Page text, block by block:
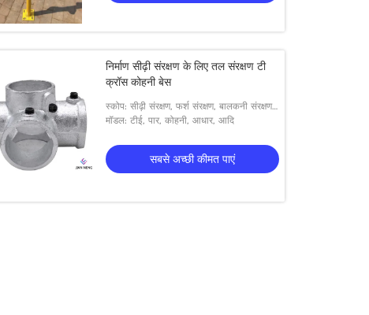
निर्माण सीढ़ी संरक्षण के लिए तल संरक्षण टी
क्रॉस कोहनी बेस
स्कोप: सीढ़ी संरक्षण, फर्श संरक्षण, बालकनी संरक्षण,
छेद संरक्षण, आदि
मॉडल: टीई, पार, कोहनी, आधार, आदि
सबसे अच्छी कीमत पाएं